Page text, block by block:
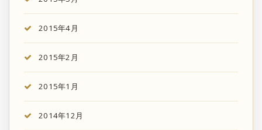
2015年4月
2015年2月
2015年1月
2014年12月